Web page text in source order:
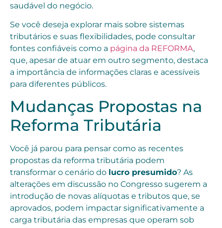
saudável do negócio.
Se você deseja explorar mais sobre sistemas
tributários e suas flexibilidades, pode consultar
fontes confiáveis como a página da REFORMA,
que, apesar de atuar em outro segmento, destaca
a importância de informações claras e acessíveis
para diferentes públicos.
Mudanças Propostas na
Reforma Tributária
Você já parou para pensar como as recentes
propostas da reforma tributária podem
transformar o cenário do lucro presumido? As
alterações em discussão no Congresso sugerem a
introdução de novas alíquotas e tributos que, se
aprovados, podem impactar significativamente a
carga tributária das empresas que operam sob